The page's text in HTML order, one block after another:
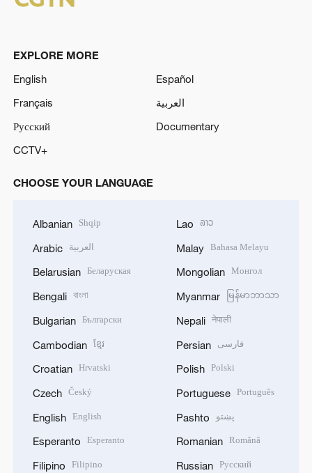
EXPLORE MORE
English
Español
Français
العربية
Русский
Documentary
CCTV+
CHOOSE YOUR LANGUAGE
Albanian Shqip
Arabic العربية
Belarusian Беларуская
Bengali বাংলা
Bulgarian Български
Cambodian ខ្មែរ
Croatian Hrvatski
Czech Český
English English
Esperanto Esperanto
Filipino Filipino
Lao ລາວ
Malay Bahasa Melayu
Mongolian Монгол
Myanmar မြန်မာဘာသာ
Nepali नेपाली
Persian فارسی
Polish Polski
Portuguese Português
Pashto پښتو
Romanian Română
Russian Русский